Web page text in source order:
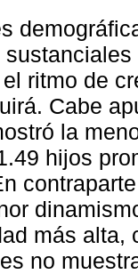
ritmo de
Cabe
la
hijos
más alta,
no